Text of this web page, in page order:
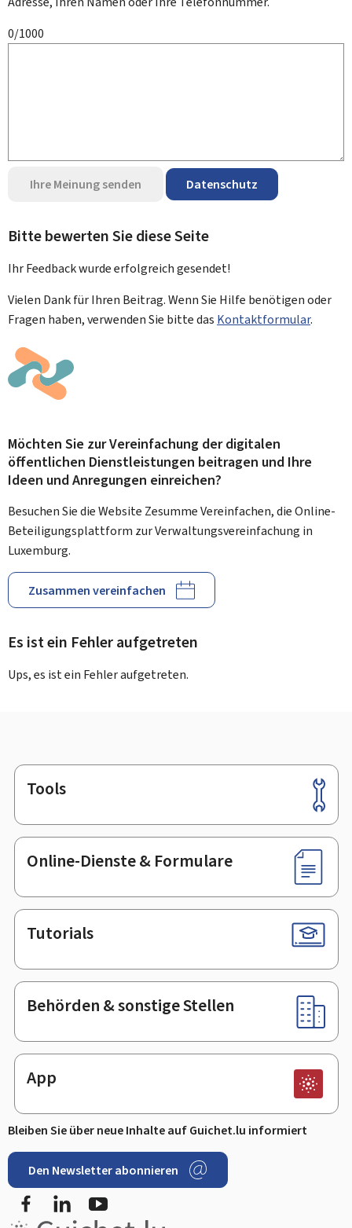
0/1000
Ihre Meinung senden Datenschutz
Bitte bewerten Sie diese Seite
Ihr Feedback wurdeerfolgreichgesendet!
Vielen Dank für Ihren Beitrag. Wenn Sie Hilfe benötigen oder
Fragen haben, verwenden Sie bitte das Kontaktformular.
Möchten Sie zur Vereinfachung der digitalen
öffentlichen Dienstleistungen beitragen und Ihre
Ideen und Anregungen einreichen?
Besuchen Sie die Website Zesumme Vereinfachen, die Online-
Beteiligungsplattform zur Verwaltungsvereinfachung in
Luxemburg.
Zusammen vereinfachen
Es ist ein Fehler aufgetreten
Ups, es ist ein Fehler aufgetreten.
Footer
Tools
Online-Dienste & Formulare
Tutorials
Behörden & sonstige Stellen
App
Bleiben Sie über neue Inhalte auf Guichet.lu informiert
Den Newsletter abonnieren
FacebookLinkedIn